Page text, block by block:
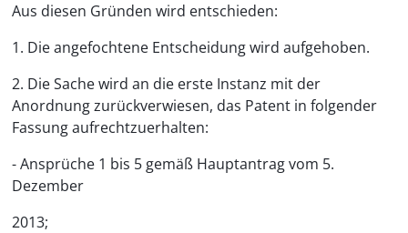
Aus diesen Gründen wird entschieden:
1. Die angefochtene Entscheidung wird aufgehoben.
2. Die Sache wird an die erste Instanz mit der
Anordnung zurückverwiesen, das Patent in folgender
Fassung aufrechtzuerhalten:
- Ansprüche 1 bis 5 gemäß Hauptantrag vom 5.
Dezember
2013;